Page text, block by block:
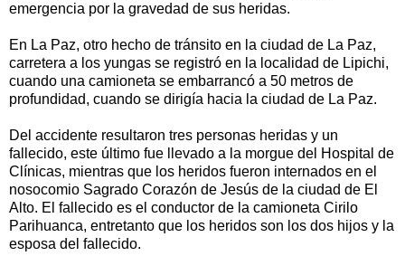
emergencia por la gravedad de sus heridas.
En La Paz, otro hecho de tránsito en la ciudad de La Paz,
carretera a los yungas se registró en la localidad de Lipichi,
cuando una camioneta se embarrancó a 50 metros de
profundidad, cuando se dirigía hacia la ciudad de La Paz.
Del accidente resultaron tres personas heridas y un
fallecido, este último fue llevado a la morgue del Hospital de
Clínicas, mientras que los heridos fueron internados en el
nosocomio Sagrado Corazón de Jesús de la ciudad de El
Alto. El fallecido es el conductor de la camioneta Cirilo
Parihuanca, entretanto que los heridos son los dos hijos y la
esposa del fallecido.